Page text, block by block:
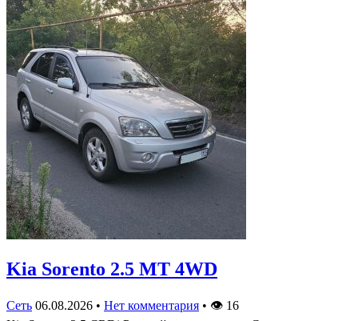
Kia Sorento 2.5 MT 4WD
Сеть 06.08.2026 • Нет комментария • 👁 16